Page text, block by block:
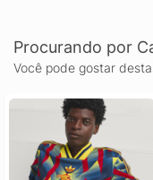
Procurando por
Você pode gostar